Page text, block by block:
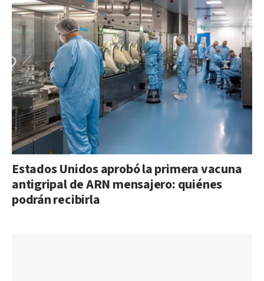
Estados Unidos aprobó la primera vacuna
antigripal de ARN mensajero: quiénes
podrán recibirla